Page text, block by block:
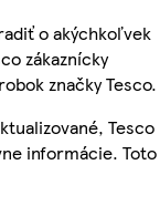
o akýchkoľvek
zákaznícky
značky Tesco.
Tesco
informácie. Toto